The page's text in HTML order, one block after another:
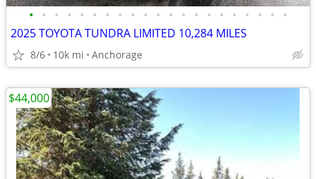
• • • • • • • • • • • • • • • • • • • • •
2025 TOYOTA TUNDRA LIMITED 10,284 MILES
8/6 10k mi Anchorage
$44,000